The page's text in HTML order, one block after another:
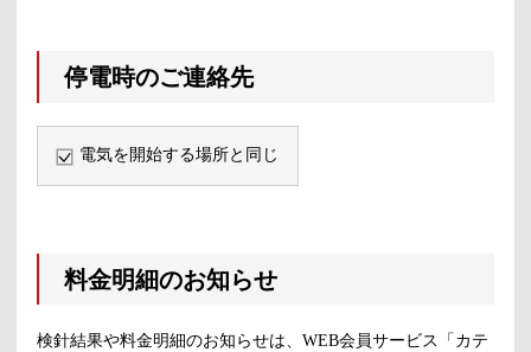
停電時のご連絡先
電気を開始する場所と同じ
料金明細のお知らせ
検針結果や料金明細のお知らせは、WEB会員サービス「カテ